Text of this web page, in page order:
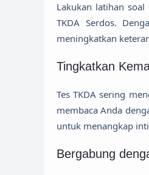
Lakukan latihan
TKDA Serdos.
meningkatkan
Tingkatkan
Tes TKDA sering
membaca Anda
untuk menangkap
Bergabung